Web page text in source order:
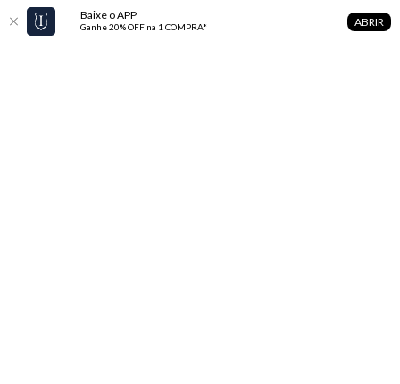
Baixe o APP
Ganhe 20% OFF na 1 COMPRA* ABRIR